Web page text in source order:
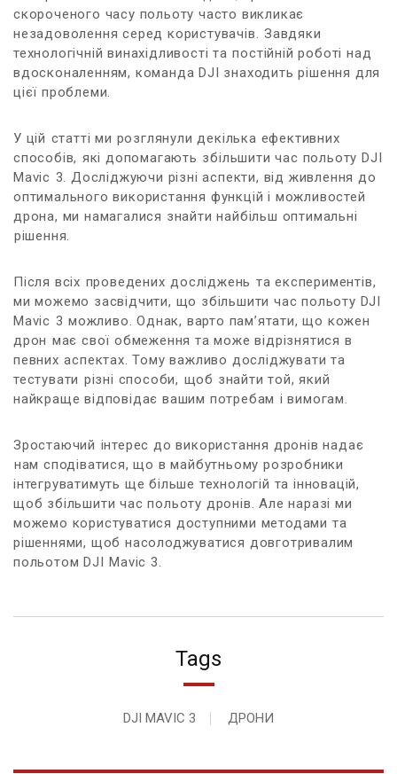
скороченого ‌часу польоту часто викликає‌
незадоволення серед користувачів.⁤ Завдяки
технологічній винахідливості та ⁢постійній‍ роботі над
вдосконаленням, команда DJI знаходить​ рішення для
цієї проблеми.
У цій ⁣статті ми розглянули декілька ефективних
способів,⁤ які допомагають⁤ збільшити час польоту DJI
Mavic ⁣3. Досліджуючи різні аспекти, від живлення до
оптимального використання функцій ‌і можливостей
дрона, ми намагалися​ знайти найбільш оптимальні
⁢рішення.
Після всіх⁤ проведених ⁤досліджень ⁤та‍ експериментів,
ми можемо засвідчити, що збільшити‍ час польоту DJI
Mavic ⁣3 ⁣можливо. Однак, варто​ пам’ятати, ‍що‍ кожен
дрон⁤ має свої обмеження та може ‍відрізнятися в
певних⁢ аспектах. ‍Тому важливо досліджувати та
тестувати ⁤різні способи,⁢ щоб‍ знайти той, який ​
найкраще відповідає вашим потребам⁢ і вимогам.
Зростаючий⁢ інтерес до використання дронів надає
⁣нам ​сподіватися, що​ в майбутньому розробники‌
інтегруватимуть ще більше технологій та інновацій,
щоб збільшити час польоту ​дронів. Але наразі ми
можемо користуватися доступними методами та
рішеннями, щоб насолоджуватися довготривалим
польотом DJI⁣ Mavic 3.
Tags
DJI MAVIC 3 ДРОНИ